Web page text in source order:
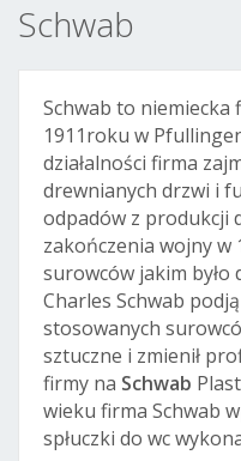
Schwab
Schwab to niemiecka
1911roku w
działalności firma
drewnianych drzwi i
odpadów z produkcji
zakończenia wojny
surowców jakim było
Charles Schwab
stosowanych
sztuczne i zmienił
firmy na Schwab
wieku firma Schwab
spłuczki do wc